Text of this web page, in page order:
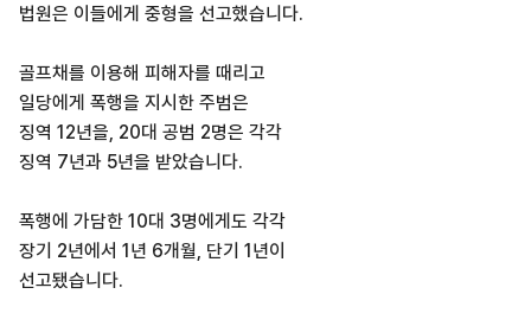
법원은 이들에게 중형을 선고했습니다.
골프채를 이용해 피해자를 때리고
일당에게 폭행을 지시한 주범은
징역 12년을, 20대 공범 2명은 각각
징역 7년과 5년을 받았습니다.
폭행에 가담한 10대 3명에게도 각각
장기 2년에서 1년 6개월, 단기 1년이
선고됐습니다.